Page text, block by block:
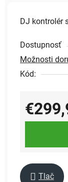
DJ kontrolér
Dostupnosť
Možnosti
Kód:
Jednotková
Tlač